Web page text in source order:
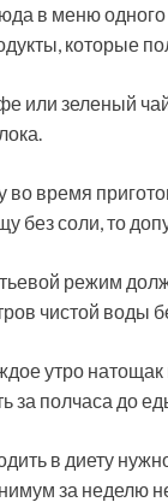
в меню одного
которые
или зеленый
во время
без соли, то
режим
чистой воды
утро
за полчаса до
в диету
за неделю